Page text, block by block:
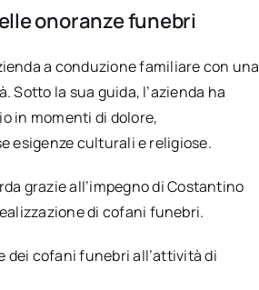
onoranze funebri
a conduzione familiare con una
Sotto la sua guida, l’azienda ha
in momenti di dolore,
esigenze culturali e religiose.
grazie all’impegno di Costantino
di cofani funebri.
dei cofani funebri all’attività di